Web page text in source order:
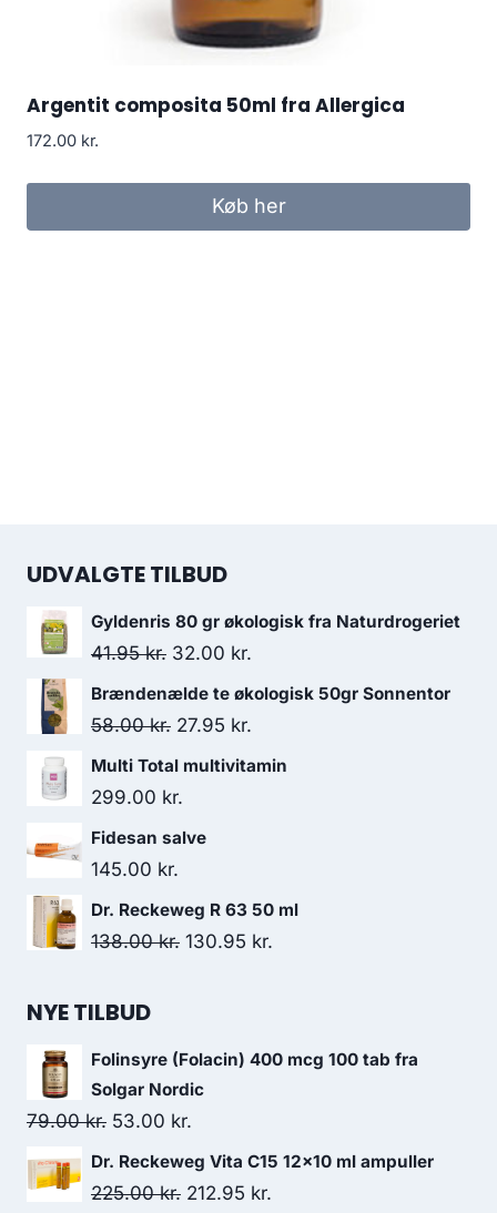
Argentit composita 50ml fra Allergica
172.00 kr.
Køb her
UDVALGTE TILBUD
Gyldenris 80 gr økologisk fra Naturdrogeriet
41.95kr. Den
oprindelige
pris
32.00 kr.
aktuelle
Brændenælde te økologisk 50gr Sonnentor
58.00kr. Den
oprindelige
pris
27.95 kr.
aktuelle
Multi Total multivitamin
299.00 kr.
Fidesan salve
145.00 kr.
Dr. Reckeweg R 63 50 ml
138.00kr. Den
138.00 kr..
130.95 kr.
130.95 kr..
NYE TILBUD
Folinsyre (Folacin) 400 mcg 100 tab fra
Solgar Nordic
79.00kr. Den
oprindelige
pris
53.00 kr.
aktuelle
pris
Dr. Reckeweg Vita C15 12x10 ml ampuller
225.00kr. Den
212.95 kr.